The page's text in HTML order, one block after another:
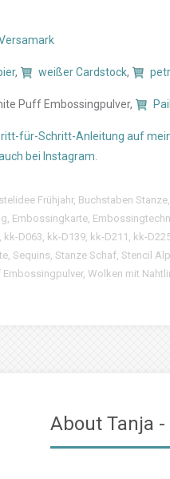
, weißer Cardstock,
Puff Embossingpulver,
für-Schritt-Anleitung auf
bei Instagram.
Frühjahr, Buchstaben Stanze,
, Embossingkarte,
, kk-D063, kk-D139, kk-D211 , kk-
, Sequins, Stanze Schaf, Stencil
Embossingpulver, Wolken mit
About Tanja